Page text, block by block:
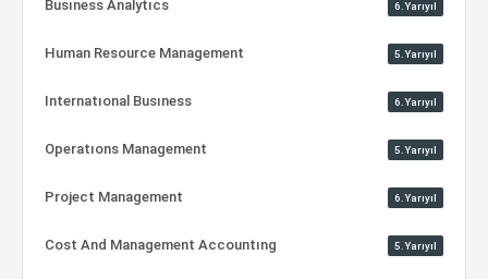
Busıness Analytıcs 6.Yarıyıl
Human Resource Management 5.Yarıyıl
Internatıonal Busıness 6.Yarıyıl
Operatıons Management 5.Yarıyıl
Project Management 6.Yarıyıl
Cost And Management Accountıng 5.Yarıyıl